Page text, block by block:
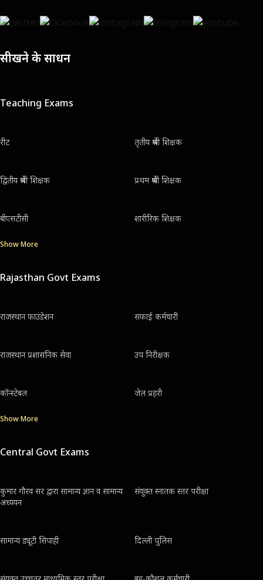
सीखने के साधन
Teaching Exams
रीट तृतीय श्रेणी शिक्षक
द्वितीय श्रेणी शिक्षक प्रथम श्रेणी शिक्षक
बीएसटीसी शारीरिक शिक्षक
Show More
Rajasthan Govt Exams
राजस्थान फाउंडेशन सफाई कर्मचारी
राजस्थान प्रशासनिक सेवा उप निरीक्षक
कॉन्स्टेबल जेल प्रहरी
Show More
Central Govt Exams
कुमार गौरव सर द्वारा सामान्य ज्ञान व सामान्य
अध्ययन
संयुक्त स्नातक स्तर परीक्षा
सामान्य ड्यूटी सिपाही दिल्ली पुलिस